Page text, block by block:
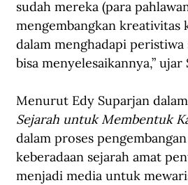
sudah mereka (para
mengembangkan kreativitas
dalam menghadapi
bisa menyelesaikannya,” ujar
Menurut Edy Suparjan dalam
Sejarah untuk Membentuk
dalam proses
keberadaan sejarah amat
menjadi media untuk